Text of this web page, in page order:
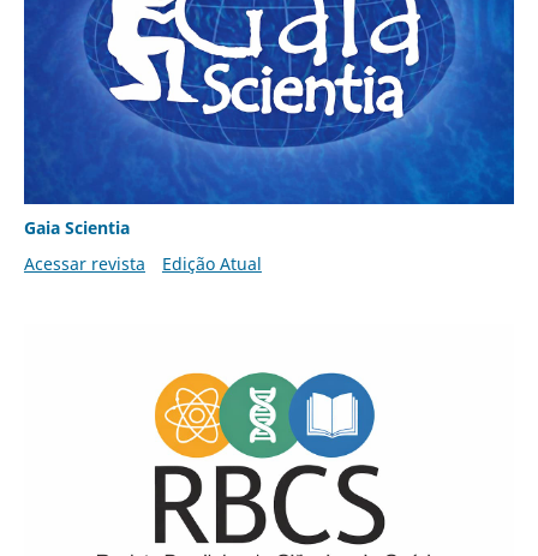
Gaia Scientia
Acessar revista
Edição Atual